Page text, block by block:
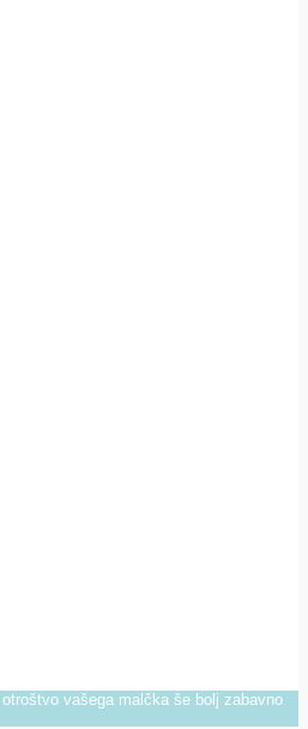
vašega malčka še bolj zabavno